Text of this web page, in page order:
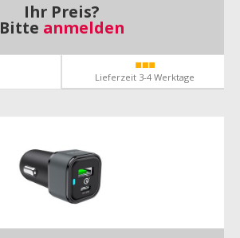
Ihr Preis?
Bitte anmelden
Lieferzeit 3-4 Werktage